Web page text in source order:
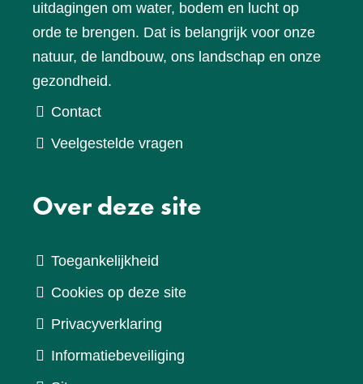
uitdagingen om water, bodem en lucht op
orde te brengen. Dat is belangrijk voor onze
natuur, de landbouw, ons landschap en onze
gezondheid.
Contact
Veelgestelde vragen
Over deze site
Toegankelijkheid
Cookies op deze site
Privacyverklaring
Informatiebeveiliging